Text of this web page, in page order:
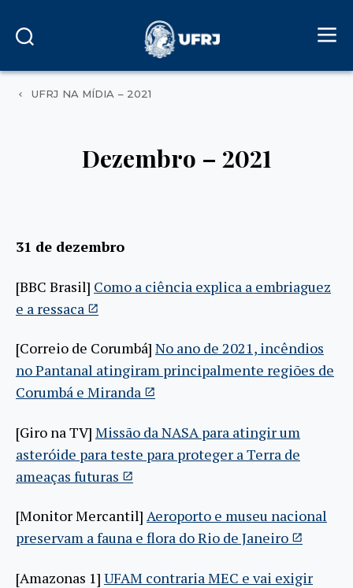
UFRJ NA MÍDIA – 2021
Dezembro – 2021
31 de dezembro
[BBC Brasil] Como a ciência explica a embriaguez
e a ressaca
[Correio de Corumbá] No ano de 2021, incêndios
no Pantanal atingiram principalmente regiões de
Corumbá e Miranda
[Giro na TV] Missão da NASA para atingir um
asteróide para teste para proteger a Terra de
ameaças futuras
[Monitor Mercantil] Aeroporto e museu nacional
preservam a fauna e flora do Rio de Janeiro
[Amazonas 1] UFAM contraria MEC e vai exigir